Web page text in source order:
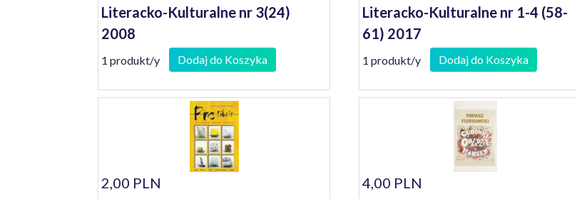
Literacko-Kulturalne nr 3(24)
2008
1 produkt/y Dodaj do Koszyka
Literacko-Kulturalne nr 1-4 (58-
61) 2017
1 produkt/y Dodaj do Koszyka
2,00 PLN
4,00 PLN